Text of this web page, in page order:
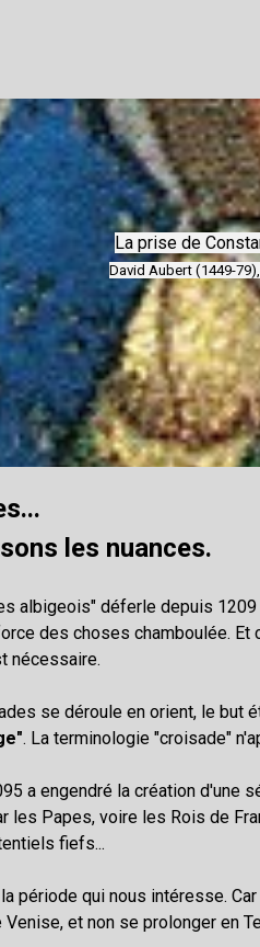
La prise de
David Aubert (1449-
les nuances.
albigeois" déferle depuis
des choses chamboulée.
nécessaire.
se déroule en orient, le but
. La terminologie "croisade"
a engendré la création d'une
les Papes, voire les Rois de
fiefs...
période qui nous intéresse.
Venise, et non se prolonger en